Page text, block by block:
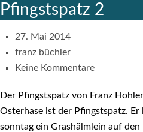
Pfingst­spatz 2
27. Mai 2014
franz büchler
Keine Kommentare
Der Pfingst­spatz von Franz
Oster­ha­se ist der Pfingst­spatz.
sonn­tag ein Gras­hälm­lein auf den